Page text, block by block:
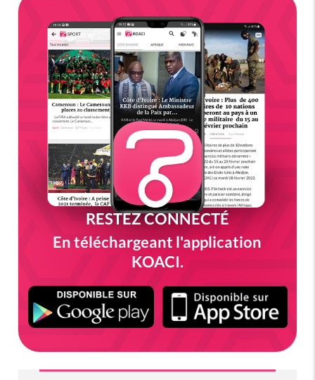
RESTEZ CONNECTÉ
En téléchargeant l'application
KOACI.